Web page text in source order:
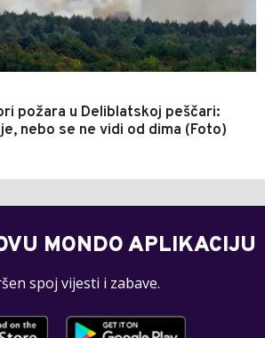
požara u Deliblatskoj peščari:
nebo se ne vidi od dima (Foto)
MONDO APLIKACIJU
spoj vijesti i zabave.